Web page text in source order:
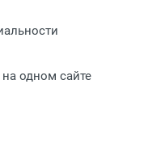
одном сайте